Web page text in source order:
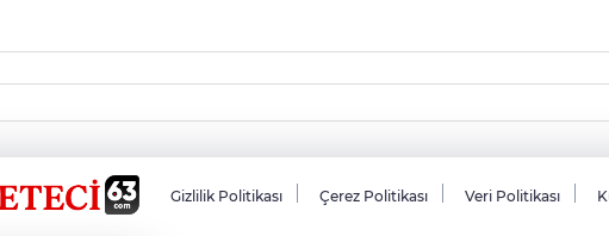
Gizlilik Politikası Çerez Politikası Veri Politikası